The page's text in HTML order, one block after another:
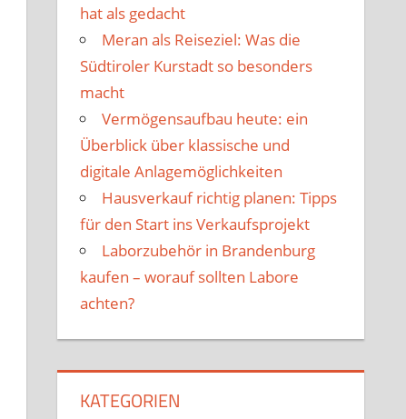
hat als gedacht
Meran als Reiseziel: Was die
Südtiroler Kurstadt so besonders
macht
Vermögensaufbau heute: ein
Überblick über klassische und
digitale Anlagemöglichkeiten
Hausverkauf richtig planen: Tipps
für den Start ins Verkaufsprojekt
Laborzubehör in Brandenburg
kaufen – worauf sollten Labore
achten?
KATEGORIEN